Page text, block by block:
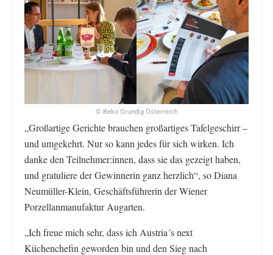
© Beko Grundig Österreich
„Großartige Gerichte brauchen großartiges Tafelgeschirr –
und umgekehrt. Nur so kann jedes für sich wirken. Ich
danke den Teilnehmer:innen, dass sie das gezeigt haben,
und gratuliere der Gewinnerin ganz herzlich“, so Diana
Neumüller-Klein, Geschäftsführerin der Wiener
Porzellanmanufaktur Augarten.
„Ich freue mich sehr, dass ich Austria´s next
Küchenchefin geworden bin und den Sieg nach